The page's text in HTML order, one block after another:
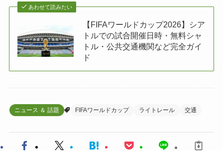
あわせて読みたい
【FIFAワールドカップ2026】シア
トルでの試合開催日時・無料シャ
トル・公共交通機関など完全ガイ
ド
ニュース ＆ 話題 FIFAワールドカップ ライトレール 交通